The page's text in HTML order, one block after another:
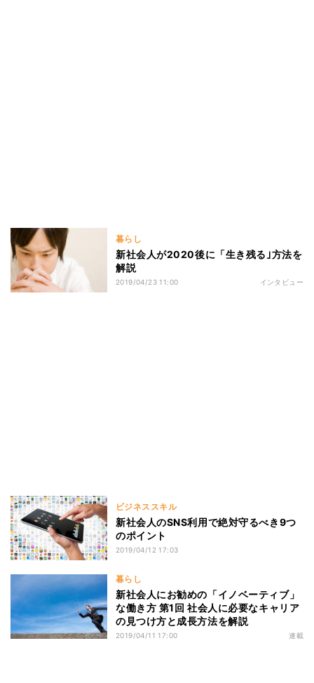
暮らし
新社会人が2020後に「生き残る｣方法を
解説
2019/04/23 11:00 インタビュー
ビジネススキル
新社会人のSNS利用で絶対守るべき9つ
のポイント
2019/04/12 17:03
暮らし
新社会人にお勧めの「イノベーティブ」
な働き方 第1回 社会人に必要なキャリア
の見つけ方と成長方法を解説
2019/04/11 17:00 連載